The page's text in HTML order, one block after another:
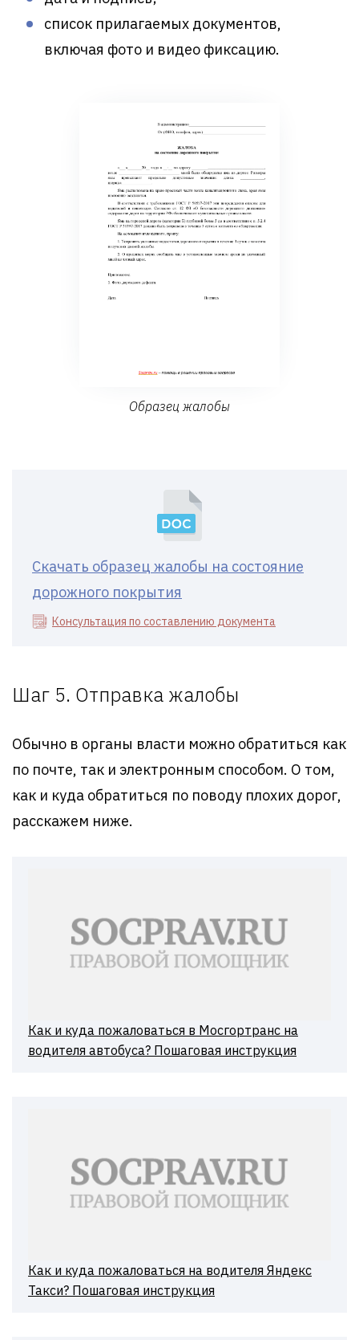
список прилагаемых документов,
включая фото и видео фиксацию.
Образец жалобы
Скачать образец жалобы на состояние
дорожного покрытия
Консультация по составлению документа
Шаг 5. Отправка жалобы
Обычно в органы власти можно обратиться как
по почте, так и электронным способом. О том,
как и куда обратиться по поводу плохих дорог,
расскажем ниже.
Как и куда пожаловаться в Мосгортранс на
водителя автобуса? Пошаговая инструкция
Как и куда пожаловаться на водителя Яндекс
Такси? Пошаговая инструкция